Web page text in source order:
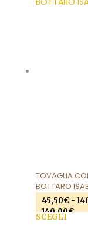
TOVAGLIA
BOTTARO
45,50€ -
140,00€
SCEGLI